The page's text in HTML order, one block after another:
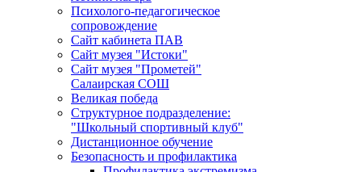
Психолого-педагогическое
сопровождение
Сайт кабинета ПАВ
Сайт музея "Истоки"
Сайт музея "Прометей"
Салаирская СОШ
Великая победа
Структурное подразделение:
"Школьный спортивный клуб"
Дистанционное обучение
Безопасность и профилактика